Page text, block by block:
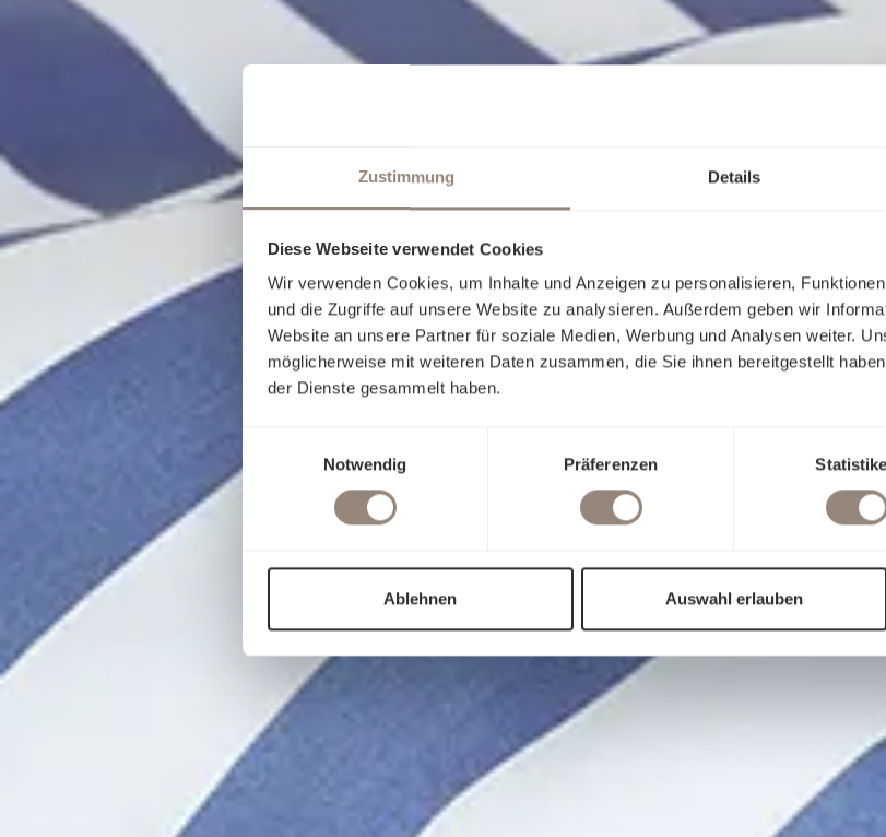
Zustimmung Details
Diese Webseite verwendet Cookies
Wir verwenden Cookies, um Inhalte und Anzeigen zu personalisieren,
und die Zugriffe auf unsere Website zu analysieren. Außerdem geben wir
Website an unsere Partner für soziale Medien, Werbung und Analysen weiter.
möglicherweise mit weiteren Daten zusammen, die Sie ihnen bereitgestellt
der Dienste gesammelt haben.
Notwendig
Präferenzen
Ablehnen Auswahl erlauben